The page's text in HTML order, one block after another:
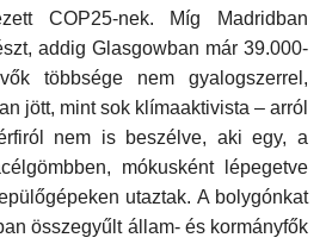
COP25-nek. Míg Madridban
addig Glasgowban már 39.000-
többsége nem gyalogszerrel,
jött, mint sok klímaaktivista – arról
nem is beszélve, aki egy, a
mókusként lépegetve
utaztak. A bolygónkat
összegyűlt állam- és kormányfők